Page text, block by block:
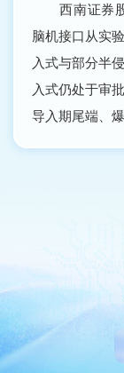
西南证券股
脑机接口从实
入式与部分半
入式仍处于审
导入期尾端、